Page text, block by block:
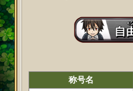
称号名